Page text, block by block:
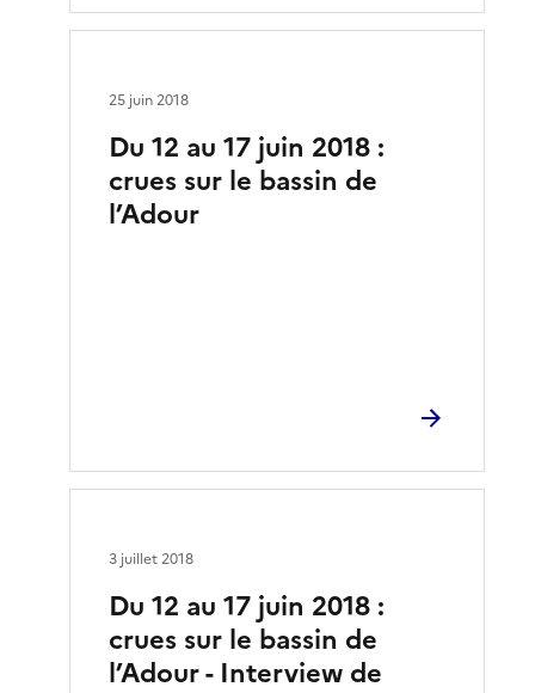
Du 12 au 17 juin 2018 :
crues sur le bassin de
l’Adour
25 juin 2018
Du 12 au 17 juin 2018 :
crues sur le bassin de
l’Adour - Interview de
3 juillet 2018